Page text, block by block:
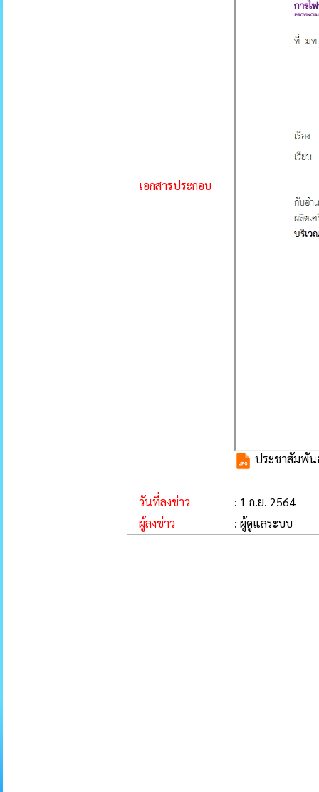
เอกสารประกอบ
ประชาสัมพัน
วันที่ลงข่าว
: 1 ก.ย. 2564
ผู้ลงข่าว
: ผู้ดูแลระบบ